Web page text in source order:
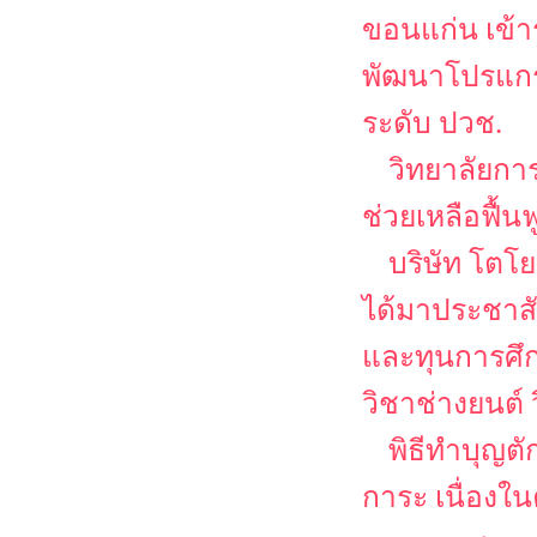
ขอนแก่น เข้
พัฒนาโปรแก
ระดับ ปวช.
วิทยาลัยกา
ช่วยเหลือฟื้น
บริษัท โตโ
ได้มาประชา
และทุนการศึ
วิชาช่างยนต์
พิธีทำบุญตั
การะ เนื่องใ